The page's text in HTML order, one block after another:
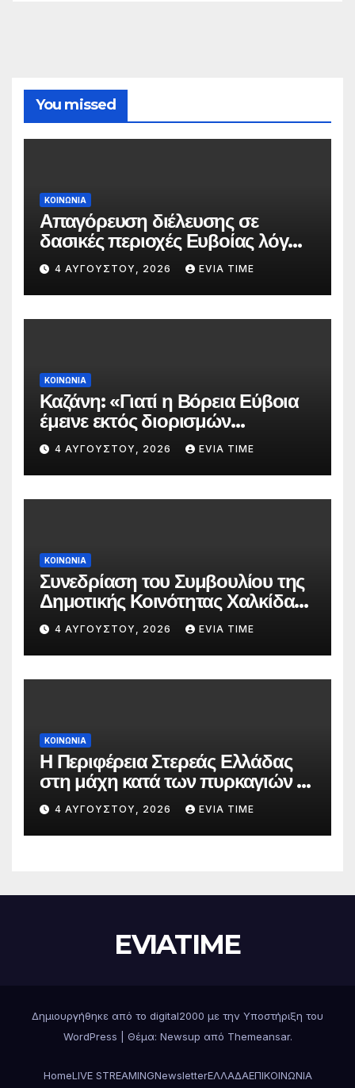
You missed
ΚΟΙΝΩΝΙΑ
Απαγόρευση διέλευσης σε
δασικές περιοχές Ευβοίας λόγω
πολύ υψηλού κινδύνου
πυρκαγιάς
4 ΑΥΓΟΎΣΤΟΥ, 2026 EVIA TIME
ΚΟΙΝΩΝΙΑ
Καζάνη: «Γιατί η Βόρεια Εύβοια
έμεινε εκτός διορισμών
δασκάλων;»
4 ΑΥΓΟΎΣΤΟΥ, 2026 EVIA TIME
ΚΟΙΝΩΝΙΑ
Συνεδρίαση του Συμβουλίου της
Δημοτικής Κοινότητας Χαλκίδας
την 5 Αυγούστου
4 ΑΥΓΟΎΣΤΟΥ, 2026 EVIA TIME
ΚΟΙΝΩΝΙΑ
Η Περιφέρεια Στερεάς Ελλάδας
στη μάχη κατά των πυρκαγιών –
Δράσεις και στήριξη σε πέντε
περιφερειακές ενότητες
4 ΑΥΓΟΎΣΤΟΥ, 2026 EVIA TIME
EVIATIME
Δημιουργήθηκε από το digital2000 με την Υποστήριξη του
WordPress
Θέμα: Newsup από Themeansar.
HomeLIVE STREAMINGNewsletterΕΛΛΑΔΑΕΠΙΚΟΙΝΩΝΙΑ